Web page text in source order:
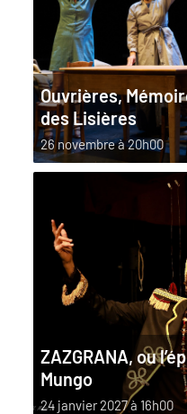
Ouvrières,
des Lisières
26 novembre à 20h00
ZAZGRANA, ou
Mungo
24 janvier 2027 à 16h00